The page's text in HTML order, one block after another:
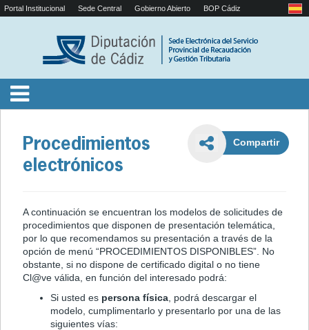
Portal Institucional Sede Central Gobierno Abierto BOP Cádiz
Procedimientos
electrónicos
A continuación se encuentran los modelos de solicitudes de
procedimientos que disponen de presentación telemática,
por lo que recomendamos su presentación a través de la
opción de menú “PROCEDIMIENTOS DISPONIBLES”. No
obstante, si no dispone de certificado digital o no tiene
Cl@ve válida, en función del interesado podrá:
Si usted es persona física, podrá descargar el
modelo, cumplimentarlo y presentarlo por una de las
siguientes vías:
Compartir